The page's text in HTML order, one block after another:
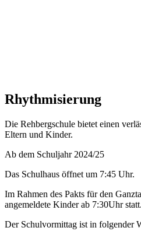
Rhythmisierung
Die Rehbergschule bietet einen
Eltern und Kinder.
Ab dem Schuljahr 2024/25
Das Schulhaus öffnet um 7:45 Uhr.
Im Rahmen des Pakts für den
angemeldete Kinder ab 7:30Uhr statt.
Der Schulvormittag ist in folgender